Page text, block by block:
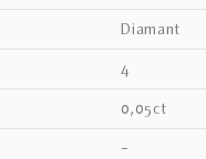
Diamant
4
0,05ct
–